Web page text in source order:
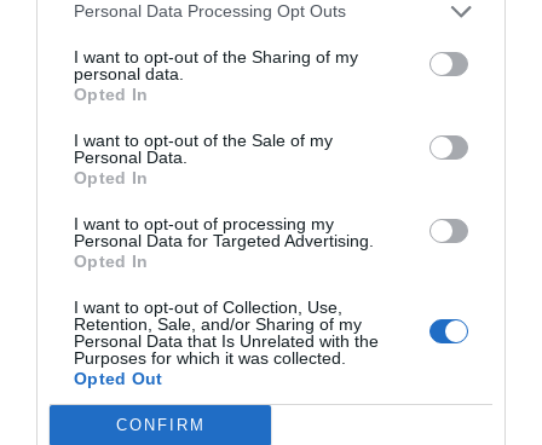
Personal Data Processing Opt Outs
I want to opt-out of the Sharing of my
personal data.
Opted In
I want to opt-out of the Sale of my
Personal Data.
Opted In
I want to opt-out of processing my
Personal Data for Targeted Advertising.
Opted In
I want to opt-out of Collection, Use,
Retention, Sale, and/or Sharing of my
Personal Data that Is Unrelated with the
Purposes for which it was collected.
Opted Out
CONFIRM